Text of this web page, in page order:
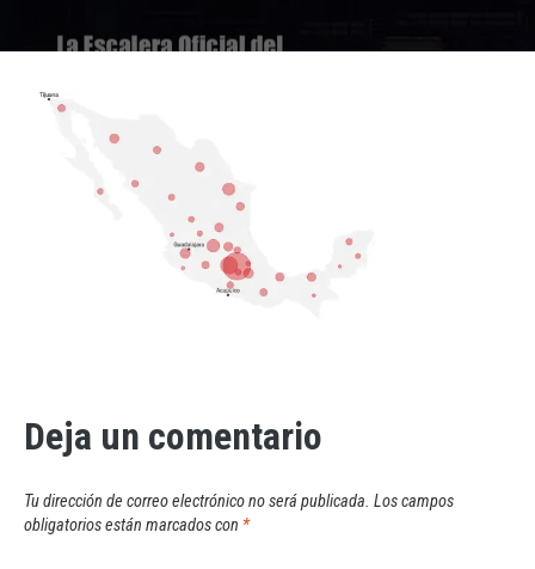
Deja un comentario
Tu dirección de correo electrónico no será publicada. Los campos
obligatorios están marcados con *